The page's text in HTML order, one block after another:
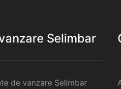
Selimbar
de vanzare Selimbar